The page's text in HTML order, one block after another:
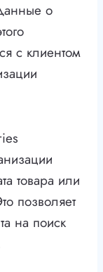
о
с клиентом
товара или
позволяет
на поиск